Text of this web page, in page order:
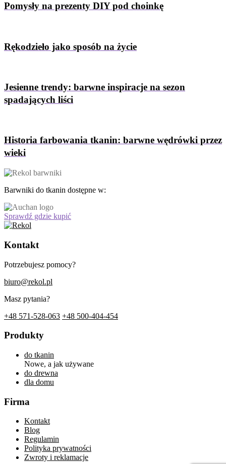
Pomysły na prezenty DIY pod choinkę
Rękodzieło jako sposób na życie
Jesienne trendy: barwne inspiracje na sezon
spadających liści
Historia farbowania tkanin: barwne wędrówki przez
wieki
Barwniki do tkanin dostępne w:
Sprawdź gdzie kupić
Kontakt
Potrzebujesz pomocy?
biuro@rekol.pl
Masz pytania?
+48 571-528-063 +48 500-404-454
Produkty
do tkanin
Nowe, a jak używane
do drewna
dla domu
Firma
Kontakt
Blog
Regulamin
Polityka prywatności
Zwroty i reklamacje